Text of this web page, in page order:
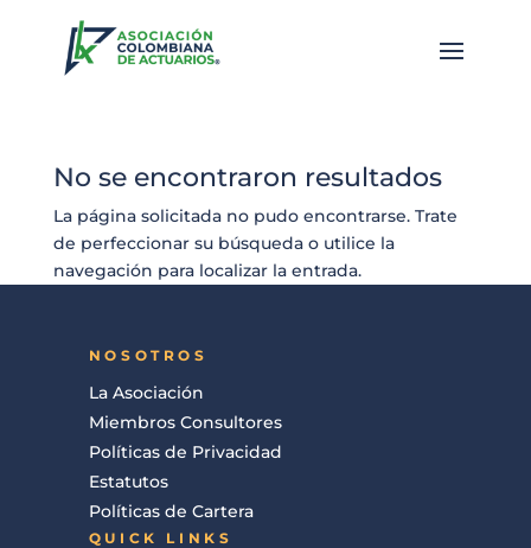
No se encontraron resultados
La página solicitada no pudo encontrarse. Trate
de perfeccionar su búsqueda o utilice la
navegación para localizar la entrada.
NOSOTROS
La Asociación
Miembros Consultores
Políticas de Privacidad
Estatutos
Políticas de Cartera
QUICK LINKS